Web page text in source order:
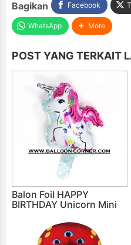
Bagikan Facebook
WhatsApp More
POST YANG TERKAIT
Balon Foil HAPPY
BIRTHDAY Unicorn Mini